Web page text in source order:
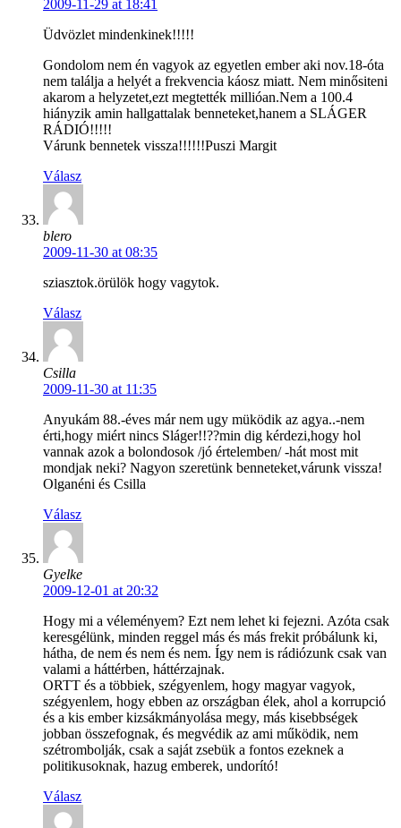
2009-11-29 at 18:41
Üdvözlet mindenkinek!!!!!
Gondolom nem én vagyok az egyetlen ember aki nov.18-óta
nem találja a helyét a frekvencia káosz miatt. Nem minősiteni
akarom a helyzetet,ezt megtették millióan.Nem a 100.4
hiányzik amin hallgattalak benneteket,hanem a SLÁGER
RÁDIÓ!!!!!
Várunk bennetek vissza!!!!!!Puszi Margit
Válasz
blero
2009-11-30 at 08:35
sziasztok.örülök hogy vagytok.
Válasz
Csilla
2009-11-30 at 11:35
Anyukám 88.-éves már nem ugy müködik az agya..-nem
érti,hogy miért nincs Sláger!!??min dig kérdezi,hogy hol
vannak azok a bolondosok /jó értelemben/ -hát most mit
mondjak neki? Nagyon szeretünk benneteket,várunk vissza!
Olganéni és Csilla
Válasz
Gyelke
2009-12-01 at 20:32
Hogy mi a véleményem? Ezt nem lehet ki fejezni. Azóta csak
keresgélünk, minden reggel más és más frekit próbálunk ki,
hátha, de nem és nem és nem. Így nem is rádiózunk csak van
valami a háttérben, háttérzajnak.
ORTT és a többiek, szégyenlem, hogy magyar vagyok,
szégyenlem, hogy ebben az országban élek, ahol a korrupció
és a kis ember kizsákmányolása megy, más kisebbségek
jobban összefognak, és megvédik az ami működik, nem
szétrombolják, csak a saját zsebük a fontos ezeknek a
politikusoknak, hazug emberek, undorító!
Válasz